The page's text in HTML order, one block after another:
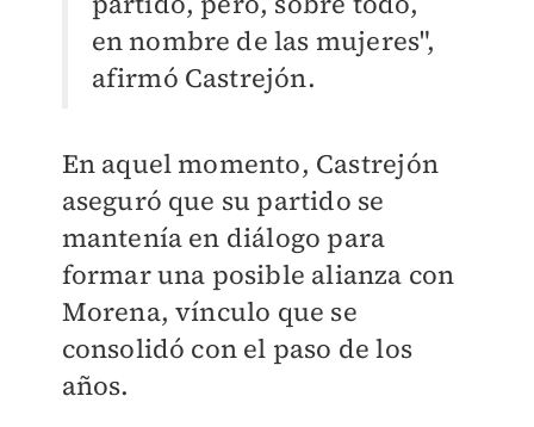
en nombre de las mujeres",
afirmó Castrejón.
En aquel momento, Castrejón
aseguró que su partido se
mantenía en diálogo para
formar una posible alianza con
Morena, vínculo que se
consolidó con el paso de los
años.